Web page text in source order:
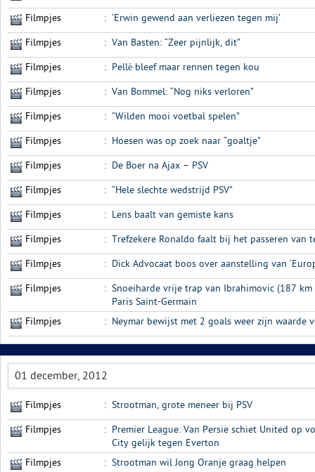
Filmpjes : ‘Erwin gewend aan verliezen tegen mij’
Filmpjes : Van Basten: “Zeer pijnlijk, dit”
Filmpjes : Pellè bleef maar rennen tegen kou
Filmpjes : Van Bommel: “Nog niks verloren”
Filmpjes : “Wilden mooi voetbal spelen”
Filmpjes : Hoesen was op zoek naar “goaltje”
Filmpjes : De Boer na Ajax – PSV
Filmpjes : “Hele slechte wedstrijd PSV”
Filmpjes : Lens baalt van gemiste kans
Filmpjes : Trefzekere Ronaldo faalt bij het passeren van
Filmpjes : Dick Advocaat boos over aanstelling van
Filmpjes : Snoeiharde vrije trap van Ibrahimovic (187
Paris Saint-Germain
Filmpjes
: Neymar bewijst met 2 goals weer zijn waarde
01 december, 2012
Filmpjes : Strootman, grote meneer bij PSV
Filmpjes : Premier League: Van Persie schiet United op
City gelijk tegen Everton
Filmpjes
: Strootman wil Jong Oranje graag helpen